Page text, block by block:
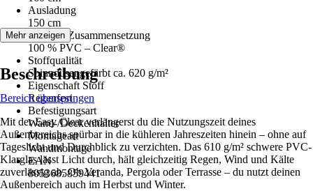
Ausladung
150 cm
Material-Zusammensetzung
100 % PVC – Clear®
Stoffqualität
Spinndüsengefärbt ca. 620 g/m²
Eigenschaft Stoff
Regenfest
Befestigungsart
Wand-/Deckenhalter
Montageart
Wandmontage
EAN
8053685859441
Mehr anzeigen
Beschreibung
Bereich überspringen
Mit der Easy Clear verlängerst du die Nutzungszeit deines
Außenbereichs spürbar in die kühleren Jahreszeiten hinein – ohne auf
Tageslicht und Durchblick zu verzichten. Das 610 g/m² schwere PVC-
Klarglas lässt Licht durch, hält gleichzeitig Regen, Wind und Kälte
zuverlässig ab. Ob Veranda, Pergola oder Terrasse – du nutzt deinen
Außenbereich auch im Herbst und Winter.